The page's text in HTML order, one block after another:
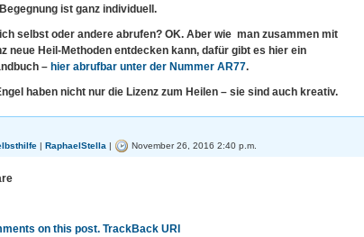
ist ganz individuell.
selbst oder andere abrufen? OK. Aber wie man zusammen mit
neue Heil-Methoden entdecken kann, dafür gibt es hier ein
– hier abrufbar unter der Nummer AR77.
haben nicht nur die Lizenz zum Heilen – sie sind auch kreativ.
| RaphaelStella | November 26, 2016 2:40 p.m.
on this post. TrackBack URI